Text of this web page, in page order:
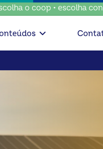
coop • escolha